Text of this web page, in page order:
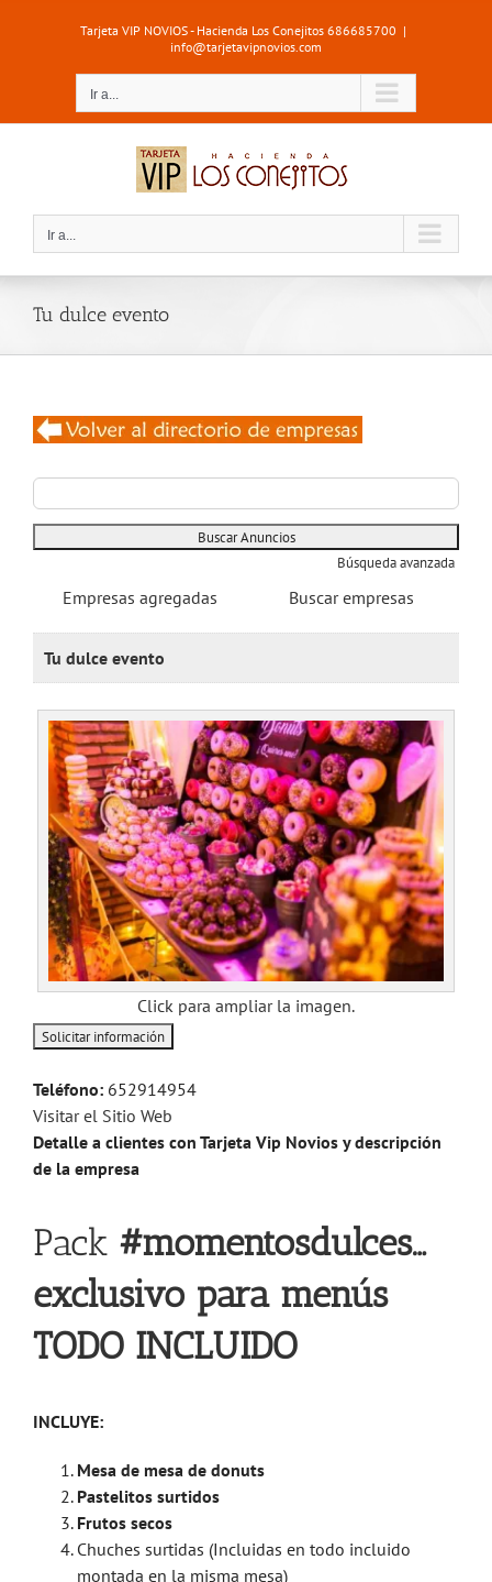
Tarjeta VIP NOVIOS - Hacienda Los Conejitos 686685700 |
info@tarjetavipnovios.com
Ir a...
Ir a...
Tu dulce evento
Búsqueda avanzada
Empresas agregadas Buscar empresas
Tu dulce evento
Click para ampliar la imagen.
Teléfono: 652914954
Visitar el Sitio Web
Detalle a clientes con Tarjeta Vip Novios y descripción
de la empresa
Pack #momentosdulces…
exclusivo para menús
TODO INCLUIDO
INCLUYE:
Mesa de mesa de donuts
Pastelitos surtidos
Frutos secos
Chuches surtidas (Incluidas en todo incluido
montada en la misma mesa)